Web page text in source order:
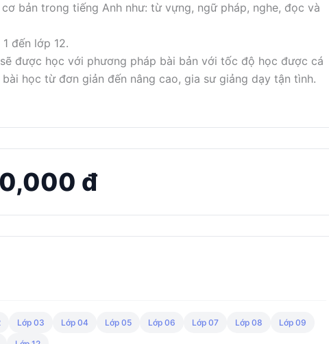
bản trong tiếng Anh như: từ vựng, ngữ pháp, nghe, đọc và
đến lớp 12.
được học với phương pháp bài bản với tốc độ học được cá
học từ đơn giản đến nâng cao, gia sư giảng dạy tận tình.
đ
Lớp 03 Lớp 04 Lớp 05 Lớp 06 Lớp 07 Lớp 08 Lớp 09